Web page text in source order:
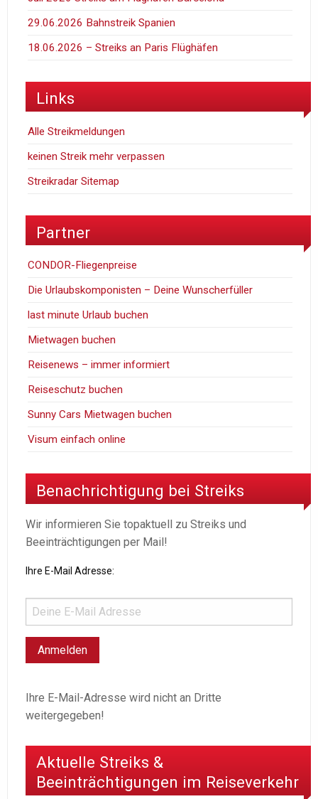
29.06.2026 Bahnstreik Spanien
18.06.2026 – Streiks an Paris Flüghäfen
Links
Alle Streikmeldungen
keinen Streik mehr verpassen
Streikradar Sitemap
Partner
CONDOR-Fliegenpreise
Die Urlaubskomponisten – Deine Wunscherfüller
last minute Urlaub buchen
Mietwagen buchen
Reisenews – immer informiert
Reiseschutz buchen
Sunny Cars Mietwagen buchen
Visum einfach online
Benachrichtigung bei Streiks
Wir informieren Sie topaktuell zu Streiks und
Beeinträchtigungen per Mail!
Ihre E-Mail Adresse:
Ihre E-Mail-Adresse wird nicht an Dritte
weitergegeben!
Aktuelle Streiks &
Beeinträchtigungen im Reiseverkehr